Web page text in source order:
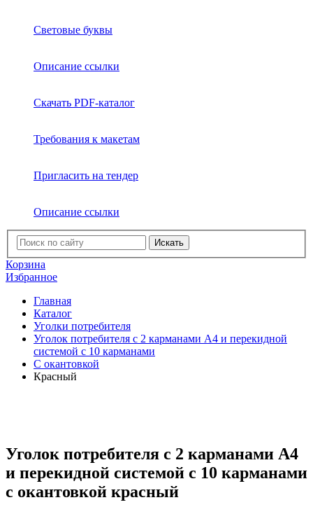
Световые буквы
Описание ссылки
Скачать PDF-каталог
Требования к макетам
Пригласить на тендер
Описание ссылки
Искать
Корзина
Избранное
Главная
Каталог
Уголки потребителя
Уголок потребителя с 2 карманами А4 и перекидной
системой с 10 карманами
C окантовкой
Красный
Уголок потребителя с 2 карманами А4
и перекидной системой с 10 карманами
с окантовкой красный